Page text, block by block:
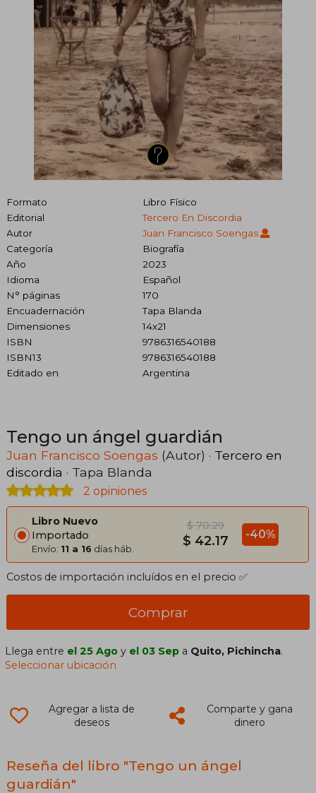
Formato
Libro Físico
Editorial
Tercero En Discordia
Autor
Juan Francisco Soengas
Categoría
Biografía
Año
2023
Idioma
Español
N° páginas
170
Encuadernación
Tapa Blanda
Dimensiones
14x21
ISBN
9786316540188
ISBN13
9786316540188
Editado en
Argentina
Tengo un ángel guardián
Juan Francisco Soengas (Autor) · Tercero en
discordia · Tapa Blanda
2 opiniones
Libro Nuevo
Importado
Envío: 11 a 16 días háb.
$ 70.29
$ 42.17 -40%
Costos de importación incluídos en el precio ✅
Comprar
Llega entre el 25 Ago y el 03 Sep a Quito, Pichincha.
Seleccionar ubicación
Agregar a lista de
deseos
Comparte y gana
dinero
Reseña del libro "Tengo un ángel
guardián"